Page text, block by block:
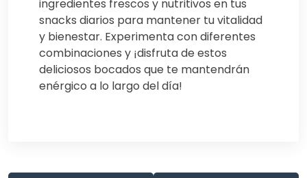
ingredientes frescos y nutritivos en tus
snacks diarios para mantener tu vitalidad
y bienestar. Experimenta con diferentes
combinaciones y ¡disfruta de estos
deliciosos bocados que te mantendrán
enérgico a lo largo del día!